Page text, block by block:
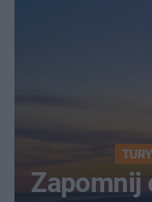
Zapomnij